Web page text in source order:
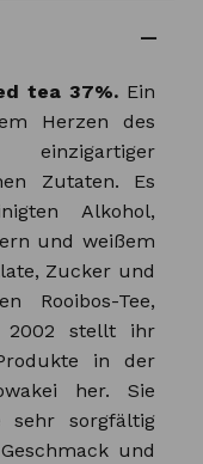
tea 37%. Ein
Herzen des
Zutaten. Es
Alkohol,
und weißem
Zucker und
Rooibos-Tee,
2002 stellt ihr
in der
her. Sie
sehr sorgfältig
und